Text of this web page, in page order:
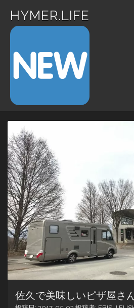
HYMER.LIFE
コ
ン
テ
ン
ツ
へ
ス
キ
ッ
プ
佐久で美味しいピザ屋さ